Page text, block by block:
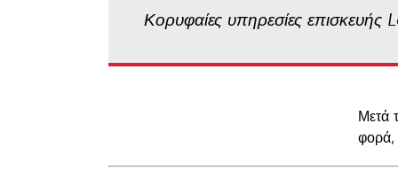
Κορυφαίες υπηρεσίες
Μετά
φορά,